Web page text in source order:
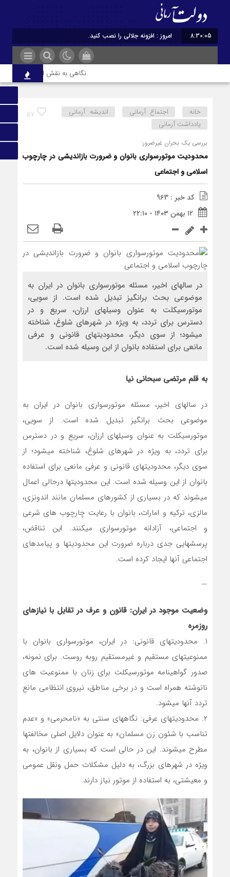
8:30:05 امروز : افزونه جلالی را نصب کنید.
نگاهی به نقش ادبیات ایران در
57 خانه اجتماع آرمانی
اندیشه آرمانی
یادداشت آرمانی
بررسی یک بحران غیرضرور:
محدودیت موتورسواری بانوان و ضرورت بازاندیشی در چارچوب
اسلامی و اجتماعی
کد خبر : 963
۱۲ بهمن ۱۴۰۳ - ۲۲:۱۰
در سالهای اخیر، مسئله موتورسواری بانوان در ایران به
موضوعی بحث برانگیز تبدیل شده است. از سویی،
موتورسیکلت به عنوان وسیلهای ارزان، سریع و در
دسترس برای تردد، به ویژه در شهرهای شلوغ، شناخته
میشود؛ از سوی دیگر، محدودیتهای قانونی و عرفی
مانعی برای استفاده بانوان از این وسیله شده است.
به قلم مرتضی سبحانی نیا
در سالهای اخیر، مسئله موتورسواری بانوان در ایران به
موضوعی بحث برانگیز تبدیل شده است. از سویی،
موتورسیکلت به عنوان وسیلهای ارزان، سریع و در دسترس
برای تردد، به ویژه در شهرهای شلوغ، شناخته میشود؛ از
سوی دیگر، محدودیتهای قانونی و عرفی مانعی برای استفاده
بانوان از این وسیله شده است. این محدودیتها درحالی اعمال
میشوند که در بسیاری از کشورهای مسلمان مانند اندونزی،
مالزی، ترکیه و امارات، بانوان با رعایت چارچوب های شرعی
و اجتماعی، آزادانه موتورسواری میکنند. این تناقض،
پرسشهایی جدی درباره ضرورت این محدودیتها و پیامدهای
اجتماعی آنها ایجاد کرده است.
—
وضعیت موجود در ایران: قانون و عرف در تقابل با نیازهای
روزمره
۱. محدودیتهای قانونی: در ایران، موتورسواری بانوان با
ممنوعیتهای مستقیم و غیرمستقیم روبه روست. برای نمونه،
صدور گواهینامه موتورسیکلت برای زنان با ممنوعیت های
نانوشته همراه است و در برخی مناطق، نیروی انتظامی مانع
تردد آنها میشود.
۲. محدودیتهای عرفی: نگاههای سنتی به «نامحرمی» و «عدم
تناسب با شئون زن مسلمان» به عنوان دلایل اصلی مخالفتها
مطرح میشوند. این در حالی است که بسیاری از بانوان، به
ویژه در شهرهای بزرگ، به دلیل مشکلات حمل ونقل عمومی
و معیشتی، به استفاده از موتور نیاز دارند.